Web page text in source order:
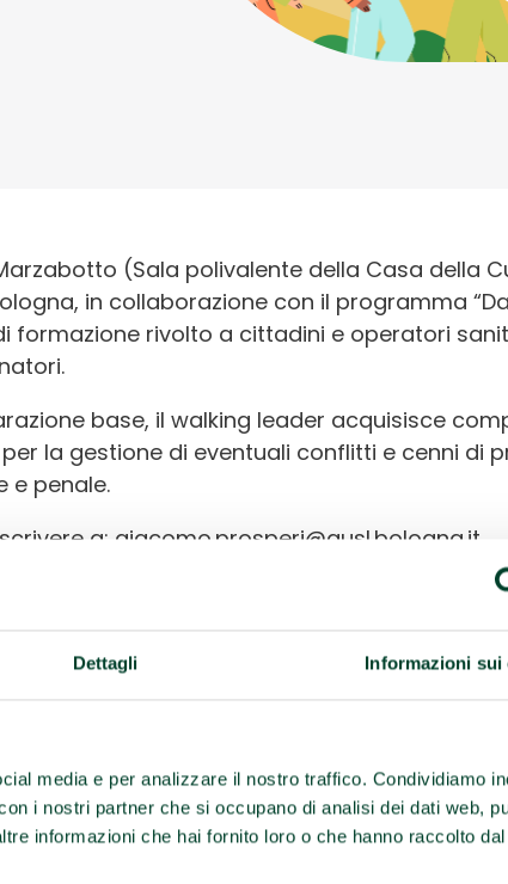
Dettagli Informazioni sui
media e per analizzare il nostro traffico. Condividiamo
i nostri partner che si occupano di analisi dei dati web,
informazioni che hai fornito loro o che hanno raccolto
(Sala polivalente della Casa della
in collaborazione con il programma
formazione rivolto a cittadini e operatori
base, il walking leader acquisisce
la gestione di eventuali conflitti e cenni di
e penale.
a: giacomo.prosperi@ausl.bologna.it
partecipanti, presentazione del corso e
USL di Bologna – Gerardo Astorino
un gruppo di cammino- Gerardo Astorino,